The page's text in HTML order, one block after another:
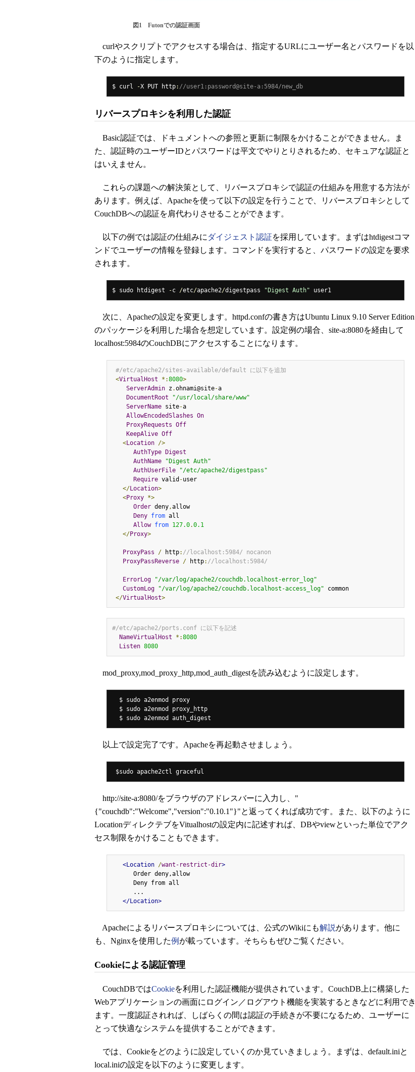
図1 Futonでの認証画面
curlやスクリプトでアクセスする場合は、指定するURLにユーザー名とパスワードを以
下のように指定します。
$ curl -X PUT http: //user1:password@site-a:5984/new_db
リバースプロキシを利用した認証
Basic認証では、ドキュメントへの参照と更新に制限をかけることができません。ま
た、認証時のユーザーIDとパスワードは平文でやりとりされるため、セキュアな認証と
はいえません。
これらの課題への解決策として、リバースプロキシで認証の仕組みを用意する方法が
あります。例えば、Apacheを使って以下の設定を行うことで、リバースプロキシとして
CouchDBへの認証を肩代わりさせることができます。
以下の例では認証の仕組みに ダイジェスト認証を採用しています。まずはhtdigestコマ
ンドでユーザーの情報を登録します。コマンドを実行すると、パスワードの設定を要求
されます。
$ sudo htdigest -c /etc/apache2/digestpass "Digest Auth" user1
次に、Apacheの設定を変更します。httpd.confの書き方はUbuntu Linux 9.10 Server Edition
のパッケージを利用した場合を想定しています。設定例の場合、site-a:8080を経由して
localhost:5984のCouchDBにアクセスすることになります。
#/etc/apache2/sites-available/default に以下を追加
<VirtualHost *:8080>
ServerAdmin z.ohnami@site-a
DocumentRoot
"/usr/local/share/www"
ServerName site-a
AllowEncodedSlashes On
ProxyRequests Off
KeepAlive Off
<Location
/>
AuthType
Digest
AuthName
"Digest Auth"
AuthUserFile
"/etc/apache2/digestpass"
Require valid -user
</Location>
<Proxy
*>
Order deny,allow
Deny
from all
Allow
from 127.0.0.1
</Proxy>
ProxyPass / http: //localhost:5984/ nocanon
ProxyPassReverse
/ http: //localhost:5984/
ErrorLog
"/var/log/apache2/couchdb.localhost-error_log"
CustomLog
"/var/log/apache2/couchdb.localhost-access_log" common
</VirtualHost>
#/etc/apache2/ports.conf に以下を記述
NameVirtualHost
*:8080
Listen 8080
mod_proxy,mod_proxy_http,mod_auth_digestを読み込むように設定します。
  $ sudo a2enmod auth_digest
以上で設定完了です。Apacheを再起動させましょう。
$sudo apache2ctl graceful
http://site-a:8080/をブラウザのアドレスバーに入力し、"
{"couchdb":"Welcome","version":"0.10.1"}"と返ってくれば成功です。また、以下のように
LocationディレクテブをVitualhostの設定内に記述すれば、DBやviewといった単位でアク
セス制限をかけることもできます。
<Location /want-restrict-dir>
</Location>
Apacheによるリバースプロキシについては、公式のWikiにも解説があります。他に
も、Nginxを使用した例 が載っています。そちらもぜひご覧ください。
Cookieによる認証管理
CouchDBではCookieを利用した認証機能が提供されています。CouchDB上に構築した
Webアプリケーションの画面にログイン／ログアウト機能を実装するときなどに利用でき
ます。一度認証されれば、しばらくの間は認証の手続きが不要になるため、ユーザーに
とって快適なシステムを提供することができます。
では、Cookieをどのように設定していくのか見ていきましょう。まずは、default.iniと
local.iniの設定を以下のように変更します。